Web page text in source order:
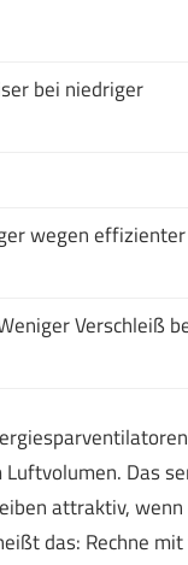
bei niedriger
wegen effizienter
Verschleiß
Das
attraktiv,
das: Rechne